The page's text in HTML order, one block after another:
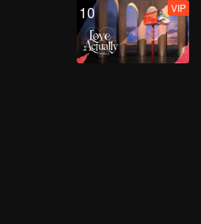
10 VIP